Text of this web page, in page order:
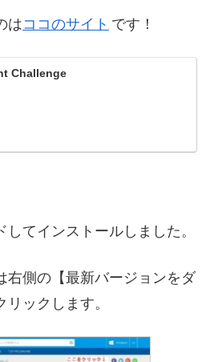
はココのサイト です！
Challenge
てインストールしました。
右側の【最新バージョンをダ
ックします。